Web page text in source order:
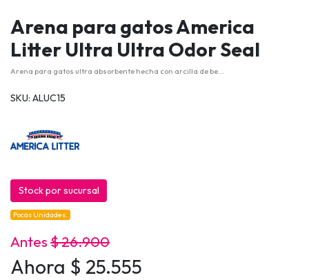
Arena para gatos America
Litter Ultra Ultra Odor Seal
Arena para gatos ultra absorbente hecha con arcilla de be...
SKU: ALUC15
Stock por sucursal
Pocas Unidades.
Antes$ 26.900
Ahora $ 25.555